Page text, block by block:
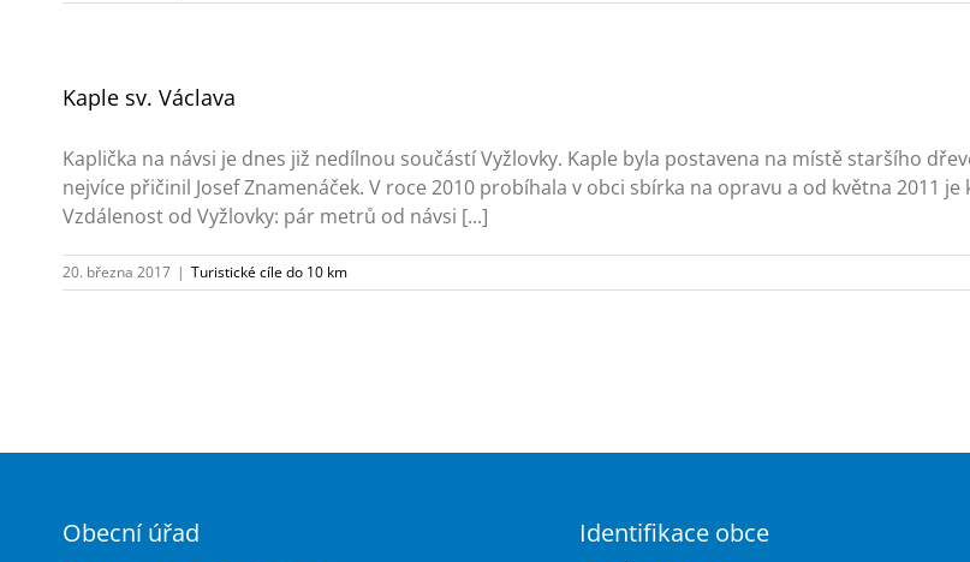
Kaple sv. Václava
Kaplička na návsi je dnes již nedílnou součástí Vyžlovky. Kaple byla postavena na místě staršího
nejvíce přičinil Josef Znamenáček. V roce 2010 probíhala v obci sbírka na opravu a od května 2011
Vzdálenost od Vyžlovky: pár metrů od návsi [...]
20. března 2017 | Turistické cíle do 10 km
Obecní úřad Identifikace obce